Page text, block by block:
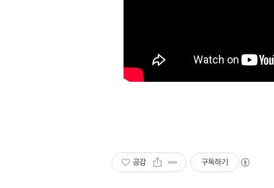
공감 구독하기